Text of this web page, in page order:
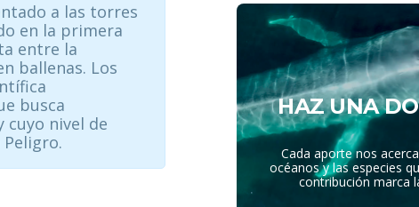
a las torres
en la primera
entre la
ballenas. Los
busca
nivel de
HAZ UNA
Cada aporte nos
océanos y las especies
contribución marca